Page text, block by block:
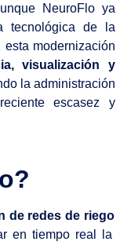
NeuroFlo ya
tecnológica de la
modernización
visualización y
la administración
escasez y
de redes de riego
en tiempo real la